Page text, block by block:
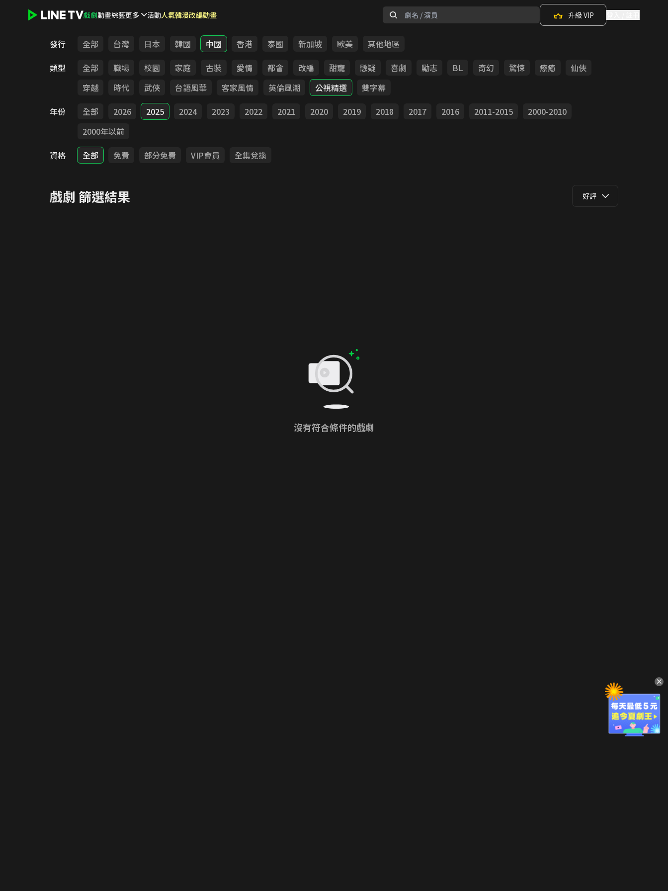
戲劇動畫綜藝更多 活動人氣韓漫改編動畫 升級 VIP
發行 全部 台灣 日本 韓國 中國 香港 泰國 新加坡 歐美
其他地區
類型
全部 職場 校園 家庭 古裝 愛情 都會 改編 甜寵 懸疑 喜劇 勵志 BL 奇幻 驚悚 療癒
仙俠
穿越
時代 武俠 台語風華 客家風情 英倫風潮 公視精選
雙字幕
年份
全部 2026 2025 2024 2023 2022 2021 2020 2019 2018 2017 2016 2011-2015
2000-2010
2000年以前
資格
全部 免費 部分免費 VIP會員 全集兌換
戲劇 篩選結果 好評
沒有符合條件的戲劇